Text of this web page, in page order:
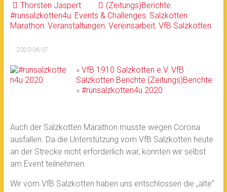
Thorsten Jaspert (Zeitungs)Berichte,
#runsalzkotten4u, Events & Challenges, Salzkotten
Marathon, Veranstaltungen, Vereinsarbeit, VfB Salzkotten
2020-06-07
»VfB 1910 Salzkotten e.V. VfB
Salzkotten Berichte (Zeitungs)Berichte
»#runsalzkotten4u 2020
Auch der Salzkotten Marathon musste wegen Corona
ausfallen. Da die Unterstützung vom VfB Salzkotten heute
an der Strecke nicht erforderlich war, konnten wir selbst
am Event teilnehmen.
Wir vom VfB Salzkotten haben uns entschlossen die „alte“